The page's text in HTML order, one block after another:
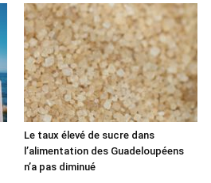
Le taux élevé de sucre dans
l’alimentation des Guadeloupéens
n’a pas diminué